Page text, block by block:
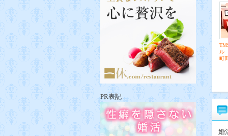
ル
町
婚
PR表記